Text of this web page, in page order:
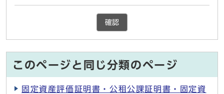
確認
このページと同じ分類のページ
固定資産評価証明書・公租公課証明書・固定資